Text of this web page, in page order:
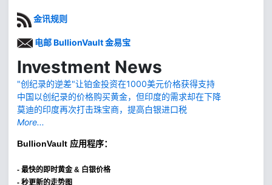
金讯规则
电邮 BullionVault 金易宝
Investment News
"创纪录的逆差"让铂金投资在1000美元价格获得支持
中国以创纪录的价格购买黄金，但印度的需求却在下降
莫迪的印度再次打击珠宝商，提高白银进口税
More...
BullionVault 应用程序：
- 最快的即时黄金 & 白银价格
- 秒更新的走势图